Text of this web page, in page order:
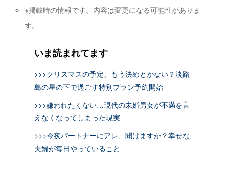
※掲載時の情報です。内容は変更になる可能性がありま
す。
いま読まれてます
>>>クリスマスの予定、もう決めとかない？淡路
島の星の下で過ごす特別プラン予約開始
>>>嫌われたくない…現代の未婚男女が不満を言
えなくなってしまった現実
>>>今夜パートナーにアレ、聞けますか？幸せな
夫婦が毎日やっていること